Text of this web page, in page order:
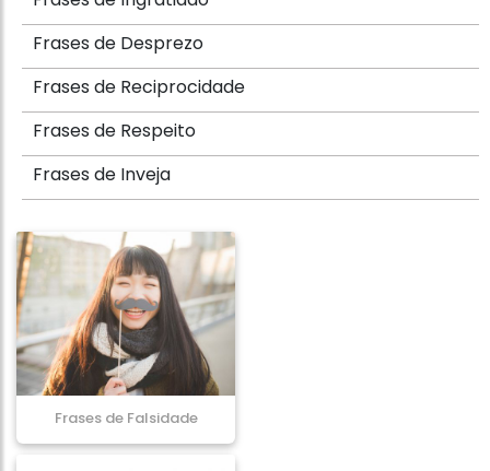
Frases de Desprezo
Frases de Reciprocidade
Frases de Respeito
Frases de Inveja
Frases de Falsidade